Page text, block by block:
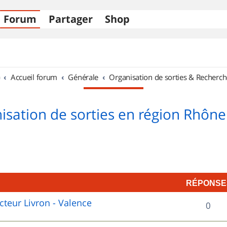
Forum Partager Shop
Accueil forum Générale Organisation de sorties &
de sorties en région
Livron - Valence 0R
é